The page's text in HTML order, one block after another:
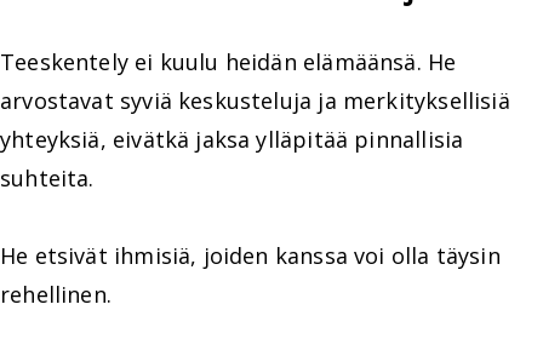
Teeskentely ei kuulu heidän elämäänsä. He
arvostavat syviä keskusteluja ja merkityksellisiä
yhteyksiä, eivätkä jaksa ylläpitää pinnallisia
suhteita.
He etsivät ihmisiä, joiden kanssa voi olla täysin
rehellinen.